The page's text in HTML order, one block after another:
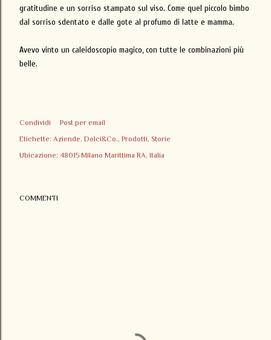
gratitudine e un sorriso stampato sul viso. Come quel piccolo bimbo
dal sorriso sdentato e dalle gote al profumo di latte e mamma.
Avevo vinto un caleidoscopio magico, con tutte le combinazioni più
belle.
Condividi
Post per email
Etichette: Aziende Dolci&Co. Prodotti Storie
Ubicazione: 48015 Milano Marittima RA, Italia
COMMENTI